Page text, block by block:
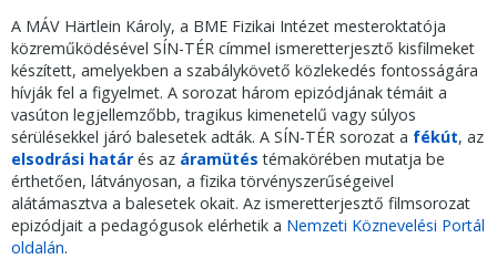
A MÁV Härtlein Károly, a BME Fizikai Intézet mesteroktatója
közreműködésével SÍN-TÉR címmel ismeretterjesztő kisfilmeket
készített, amelyekben a szabálykövető közlekedés fontosságára
hívják fel a figyelmet. A sorozat három epizódjának témáit a
vasúton legjellemzőbb, tragikus kimenetelű vagy súlyos
sérülésekkel járó balesetek adták. A SÍN-TÉR sorozat a fékút, az
elsodrási határ és az áramütés témakörében mutatja be
érthetően, látványosan, a fizika törvényszerűségeivel
alátámasztva a balesetek okait. Az ismeretterjesztő filmsorozat
epizódjait a pedagógusok elérhetik a Nemzeti Köznevelési Portál
oldalán.